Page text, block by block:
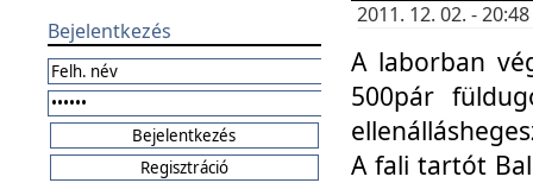
Bejelentkezés
2011. 12. 02. -
A laborban
500pár
A fali tartót